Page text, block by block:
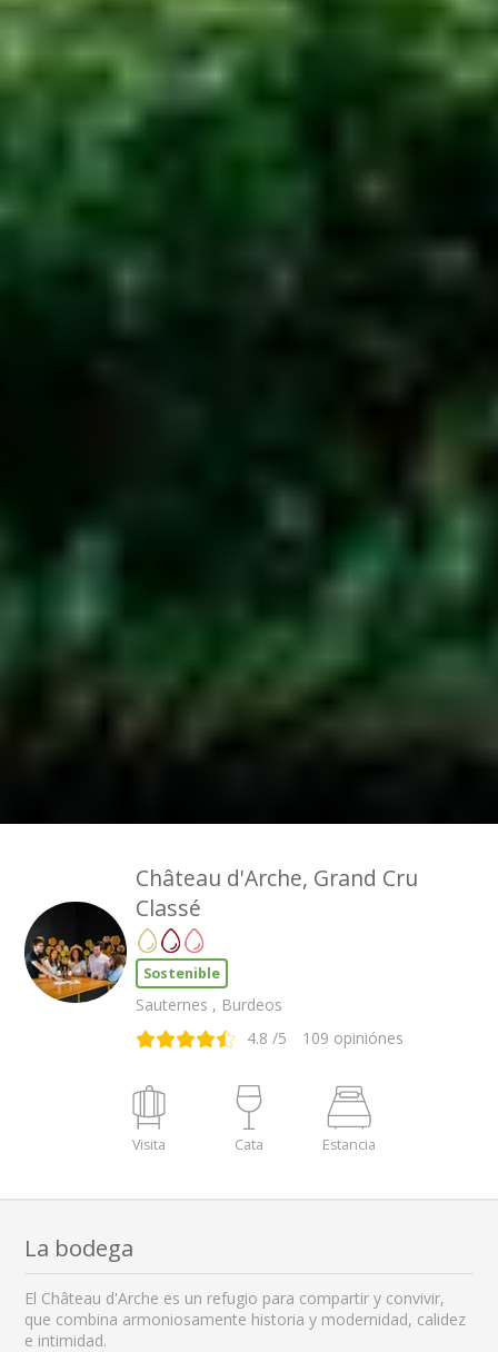
Château d'Arche, Grand Cru
Classé
Sostenible
Sauternes , Burdeos
4.8 /5 109 opiniónes
Visita Cata Estancia
La bodega
El Château d'Arche es un refugio para compartir y convivir,
que combina armoniosamente historia y modernidad, calidez
e intimidad.